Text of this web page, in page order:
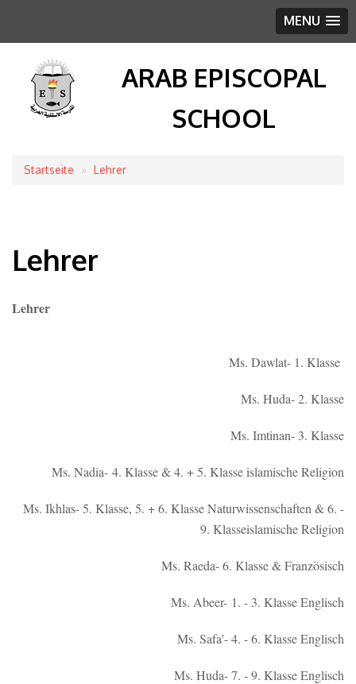
MENU
ARAB EPISCOPAL
SCHOOL
Breadcrumb
Startseite Lehrer
Lehrer
Lehrer
Ms. Huda- 2. Klasse
Ms. Imtinan- 3. Klasse
Ms. Nadia- 4. Klasse & 4. + 5. Klasse islamische Religion
Ms. Ikhlas- 5. Klasse, 5. + 6. Klasse Naturwissenschaften & 6. -
9. Klasseislamische Religion
Ms. Raeda- 6. Klasse & Französisch
Ms. Abeer- 1. - 3. Klasse Englisch
Ms. Safa'- 4. - 6. Klasse Englisch
Ms. Huda- 7. - 9. Klasse Englisch